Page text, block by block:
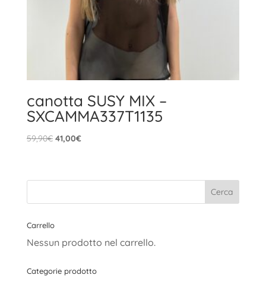
canotta SUSY MIX –
SXCAMMA337T1135
59,90€ Il
era:
41,00€Il
è:
Carrello
Nessun prodotto nel carrello.
Categorie prodotto